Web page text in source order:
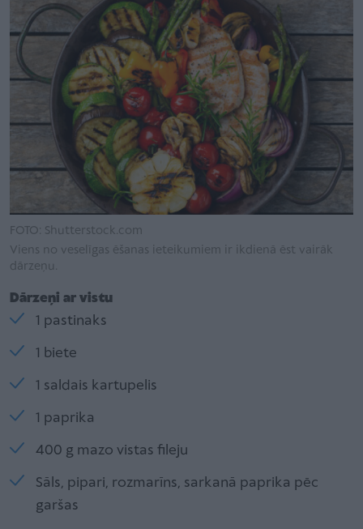
FOTO: Shutterstock.com
Viens no veselīgas ēšanas ieteikumiem ir ikdienā ēst vairāk
dārzeņu.
Dārzeņi ar vistu
1 pastinaks
1 biete
1 saldais kartupelis
1 paprika
400 g mazo vistas fileju
Sāls, pipari, rozmarīns, sarkanā paprika pēc
garšas